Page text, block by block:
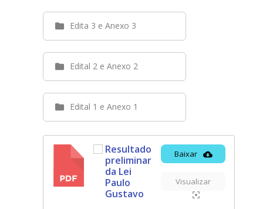
Edita 3 e Anexo 3
Edital 2 e Anexo 2
Edital 1 e Anexo 1
Resultado
preliminar
da Lei
Paulo
Gustavo
Baixar
Visualizar